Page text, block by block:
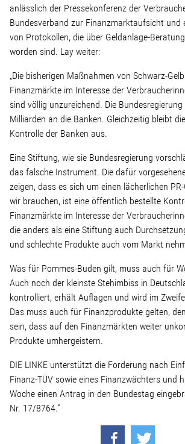
Sonstiges
Pressemitteilungen
Pressebilder
Service
Stellenangebot
Kontakt
Transparenz
Mediathek
anlässlich der Pressekonferenz der
Bundesverband zur Finanzmarktaufsicht und
von Protokollen, die über Geldanlage-
worden sind. Lay weiter:
„Die bisherigen Maßnahmen von Schwarz-
Finanzmärkte im Interesse der
sind völlig unzureichend. Die
Milliarden an die Banken. Gleichzeitig bleibt
Kontrolle der Banken aus.
Eine Stiftung, wie sie Bundesregierung
das falsche Instrument. Die dafür
zeigen, dass es sich um einen lächerlichen
wir brauchen, ist eine öffentlich bestellte
Finanzmärkte im Interesse der
die anders als eine Stiftung auch
und schlechte Produkte auch vom Markt
Was für Pommes-Buden gilt, muss auch für
Auch noch der kleinste Stehimbiss in
kontrolliert, erhält Auflagen und wird im
Das muss auch für Finanzprodukte gelten,
sein, dass auf den Finanzmärkten weiter
Produkte umhergeistern.
DIE LINKE unterstützt die Forderung nach
Finanz-TÜV sowie eines Finanzwächters und
Woche einen Antrag in den Bundestag
Nr. 17/8764.“